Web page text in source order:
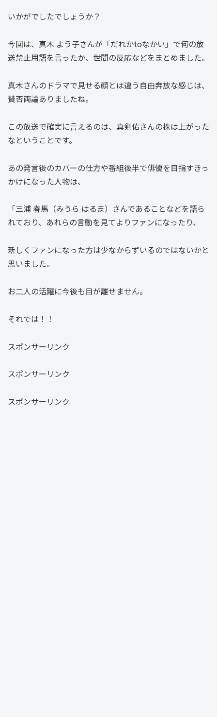
いかがでしたでしょうか？
今回は、真木 よう子さんが「だれかtoなかい」で何の放
送禁止用語を言ったか、世間の反応などをまとめました。
真木さんのドラマで見せる顔とは違う自由奔放な感じは、
賛否両論ありましたね。
この放送で確実に言えるのは、真剣佑さんの株は上がった
なということです。
あの発言後のカバーの仕方や番組後半で俳優を目指すきっ
かけになった人物は、
「三浦 春馬（みうら はるま）さんであることなどを語ら
れており、あれらの言動を見てよりファンになったり、
新しくファンになった方は少なからずいるのではないかと
思いました。
お二人の活躍に今後も目が離せません。
それでは！！
スポンサーリンク
スポンサーリンク
スポンサーリンク